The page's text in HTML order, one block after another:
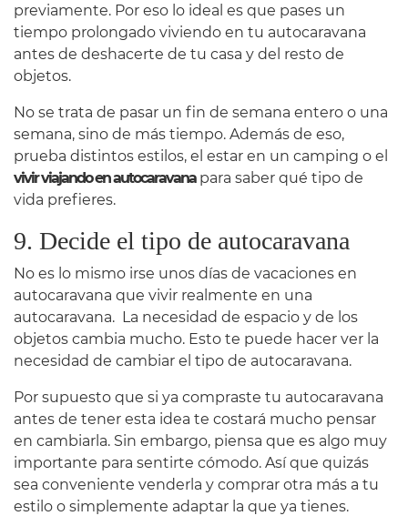
previamente. Por eso lo ideal es que pases un
tiempo prolongado viviendo en tu autocaravana
antes de deshacerte de tu casa y del resto de
objetos.
No se trata de pasar un fin de semana entero o una
semana, sino de más tiempo. Además de eso,
prueba distintos estilos, el estar en un camping o el
vivir viajando en autocaravanapara saber qué tipo de
vida prefieres.
9. Decide el tipo de autocaravana
No es lo mismo irse unos días de vacaciones en
autocaravana que vivir realmente en una
autocaravana. La necesidad de espacio y de los
objetos cambia mucho. Esto te puede hacer ver la
necesidad de cambiar el tipo de autocaravana.
Por supuesto que si ya compraste tu autocaravana
antes de tener esta idea te costará mucho pensar
en cambiarla. Sin embargo, piensa que es algo muy
importante para sentirte cómodo. Así que quizás
sea conveniente venderla y comprar otra más a tu
estilo o simplemente adaptar la que ya tienes.